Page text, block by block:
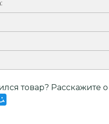
товар? Расскажите